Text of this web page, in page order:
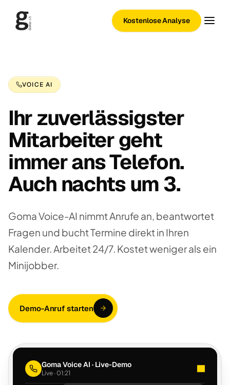
Kostenlose Analyse
VOICE AI
Ihr zuverlässigster
Mitarbeiter geht
immer ans Telefon.
Auch nachts um 3.
Goma Voice-AI nimmt Anrufe an, beantwortet
Fragen und bucht Termine direkt in Ihren
Kalender. Arbeitet 24/7. Kostet weniger als ein
Minijobber.
Demo-Anruf starten
Goma Voice AI · Live-Demo
Live · 02:28